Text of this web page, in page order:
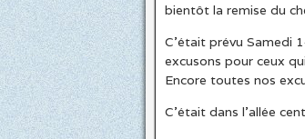
bientôt la remise du
C’était prévu Samedi
excusons pour ceux
Encore toutes nos
C’était dans l’allée